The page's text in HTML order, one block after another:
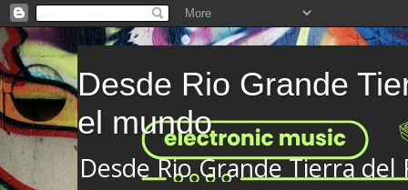
Desde Rio Grande
el mundo
Desde Rio Grande Tierra